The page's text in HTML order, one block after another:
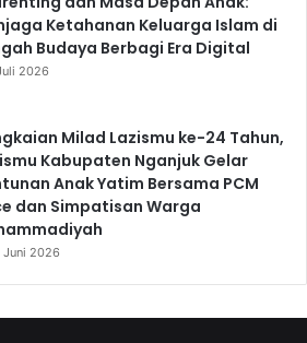
Ketahanan Keluarga Islam di
Budaya Berbagi Era Digital
2026
Milad Lazismu ke-24 Tahun,
Kabupaten Nganjuk Gelar
Anak Yatim Bersama PCM
dan Simpatisan Warga
Juni 2026